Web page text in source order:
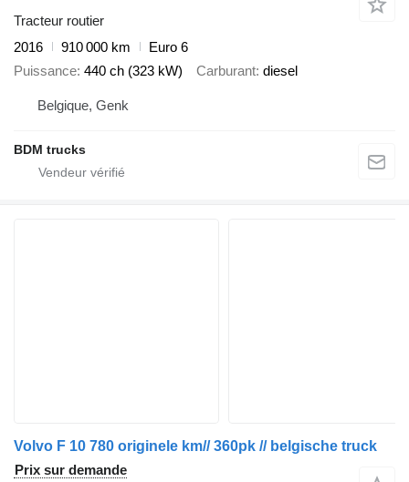
Tracteur routier
2016
910 000 km
Euro 6
Puissance 440 ch (323 kW) Carburant diesel
Belgique, Genk
BDM trucks
Volvo F 10 780 originele km// 360pk // belgische truck
Prix sur demande